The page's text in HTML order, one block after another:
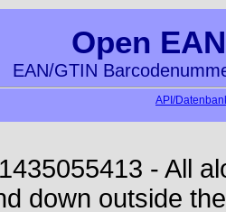
Open
EAN/GTIN
API/
- All
down outside